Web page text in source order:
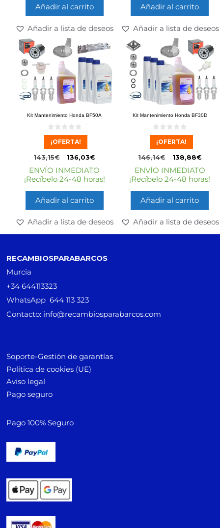
Añadir al carrito
Añadir a lista de deseos
Añadir al carrito
Añadir a lista de deseos
Kit Mantenimiento Honda BF50A
0
e
¡OFERTA!
143,15€ 136,03€
ENVÍO INMEDIATO
¡Recíbelo 24-48 horas!
Añadir al carrito
Añadir a lista de deseos
Kit Mantenimiento Honda BF30D
0
e
¡OFERTA!
146,14€ 138,88€
ENVÍO INMEDIATO
¡Recíbelo 24-48 horas!
Añadir al carrito
Añadir a lista de deseos
RECAMBIOSPARABARCOS
Murcia
+34 644113323
WhatsApp 644 113 323
Contacto: info@recambiosparabarcos.com
Soporte-Gestión de garantías
Política de cookies (UE)
Aviso legal
Pago seguro
Pago 100% Seguro